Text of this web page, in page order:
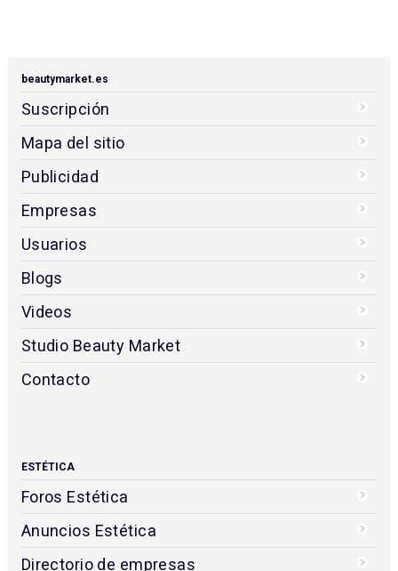
beautymarket.es
Suscripción
Mapa del sitio
Publicidad
Empresas
Usuarios
Blogs
Videos
Studio Beauty Market
Contacto
ESTÉTICA
Foros Estética
Anuncios Estética
Directorio de empresas